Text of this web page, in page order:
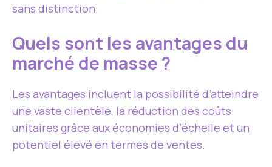
sans distinction.
Quels sont les avantages du
marché de masse ?
Les avantages incluent la possibilité d’atteindre
une vaste clientèle, la réduction des coûts
unitaires grâce aux économies d’échelle et un
potentiel élevé en termes de ventes.